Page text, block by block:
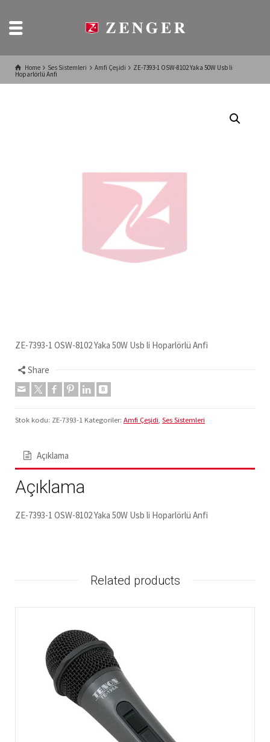
Home Ses Sistemleri Amfi Çeşidi ZE-7393-1 OSW-8102 Yaka 50W Usb li
Hoparlörlü Anfi
ZE-7393-1 OSW-8102 Yaka 50W Usb li Hoparlörlü Anfi
Share
Stok kodu: ZE-7393-1 Kategoriler: Amfi Çeşidi Ses Sistemleri
Açıklama
Açıklama
ZE-7393-1 OSW-8102 Yaka 50W Usb li Hoparlörlü Anfi
Related products